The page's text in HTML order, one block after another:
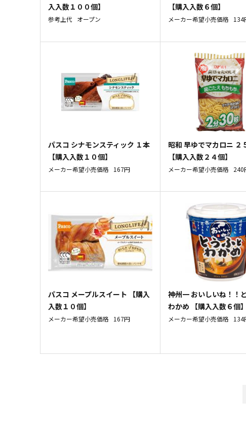
入入数１００個】
参考上代 オープン
【購入入数６個】
メーカー希望小売価格 134
パスコ シナモンスティック １本
【購入入数１０個】
メーカー希望小売価格 167円
昭和 早ゆでマカロニ ２
【購入入数２４個】
メーカー希望小売価格 240
パスコ メープルスイート 【購入
入数１０個】
メーカー希望小売価格 167円
神州一 おいしいね！！
わかめ 【購入入数６個】
メーカー希望小売価格 134